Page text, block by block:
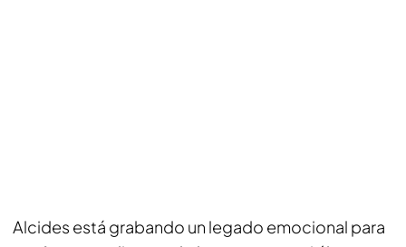
Alcides está grabando un legado emocional para